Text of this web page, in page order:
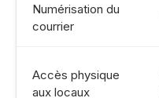
Numérisation du
courrier
Accès physique
aux locaux